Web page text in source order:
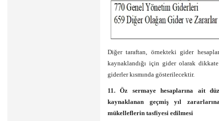
Diğer taraftan, örnekteki gider
kaynaklandığı için gider olarak
giderler kısmında gösterilecektir.
11. Öz sermaye hesaplarına ait
kaynaklanan geçmiş yıl
mükelleflerin tasfiyesi edilmesi